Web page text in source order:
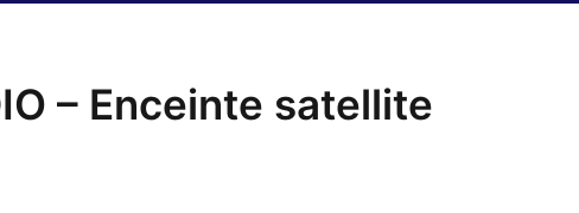
– Enceinte satellite